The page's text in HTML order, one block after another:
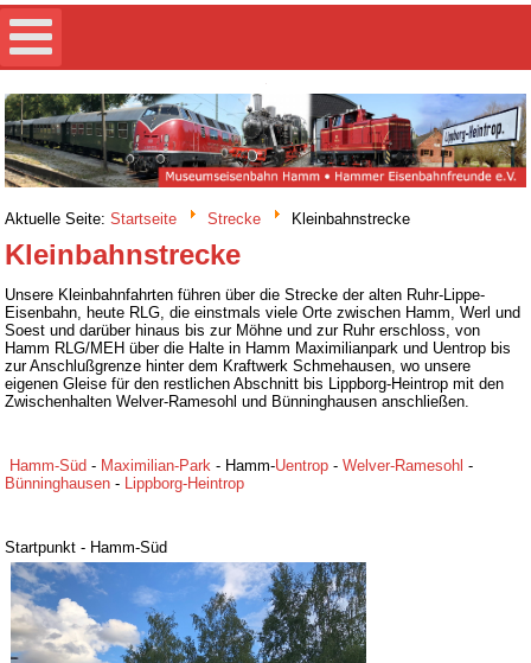
Aktuelle Seite:Startseite Strecke Kleinbahnstrecke
Kleinbahnstrecke
Unsere Kleinbahnfahrten führen über die Strecke der alten Ruhr-Lippe-
Eisenbahn, heute RLG, die einstmals viele Orte zwischen Hamm, Werl und
Soest und darüber hinaus bis zur Möhne und zur Ruhr erschloss, von
Hamm RLG/MEH über die Halte in Hamm Maximilianpark und Uentrop bis
zur Anschlußgrenze hinter dem Kraftwerk Schmehausen, wo unsere
eigenen Gleise für den restlichen Abschnitt bis Lippborg-Heintrop mit den
Zwischenhalten Welver-Ramesohl und Bünninghausen anschließen.
Hamm-Süd - Maximilian-Park - Hamm-Uentrop -Welver-Ramesohl -
Bünninghausen - Lippborg-Heintrop
Startpunkt - Hamm-Süd